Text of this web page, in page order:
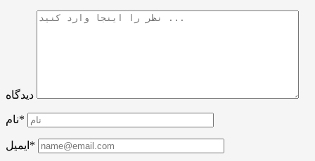
دیدگاه
نام*
ایمیل*